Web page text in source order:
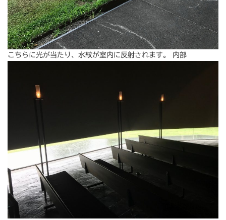
こちらに光が当たり、水紋が室内に反射されます。 内部